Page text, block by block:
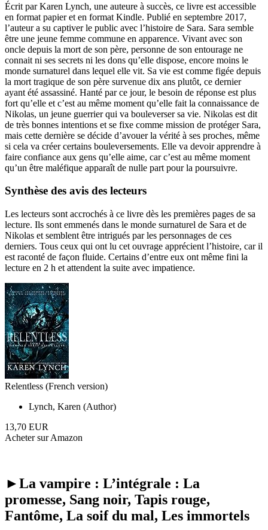
Écrit par Karen Lynch, une auteure à succès, ce livre est accessible
en format papier et en format Kindle. Publié en septembre 2017,
l’auteur a su captiver le public avec l’histoire de Sara. Sara semble
être une jeune femme commune en apparence. Vivant avec son
oncle depuis la mort de son père, personne de son entourage ne
connait ni ses secrets ni les dons qu’elle dispose, encore moins le
monde surnaturel dans lequel elle vit. Sa vie est comme figée depuis
la mort tragique de son père survenue dix ans plutôt, ce dernier
ayant été assassiné. Hanté par ce jour, le besoin de réponse est plus
fort qu’elle et c’est au même moment qu’elle fait la connaissance de
Nikolas, un jeune guerrier qui va bouleverser sa vie. Nikolas est dit
de très bonnes intentions et se fixe comme mission de protéger Sara,
mais cette dernière se décide d’avouer la vérité à ses proches, même
si cela va créer certains bouleversements. Elle va devoir apprendre à
faire confiance aux gens qu’elle aime, car c’est au même moment
qu’un être maléfique apparaît de nulle part pour la poursuivre.
Synthèse des avis des lecteurs
Les lecteurs sont accrochés à ce livre dès les premières pages de sa
lecture. Ils sont emmenés dans le monde surnaturel de Sara et de
Nikolas et semblent être intrigués par les personnages de ces
derniers. Tous ceux qui ont lu cet ouvrage apprécient l’histoire, car il
est raconté de façon fluide. Certains d’entre eux ont même fini la
lecture en 2 h et attendent la suite avec impatience.
Relentless (French version)
Lynch, Karen (Author)
13,70 EUR
Acheter sur Amazon
►La vampire : L’intégrale : La
promesse, Sang noir, Tapis rouge,
Fantôme, La soif du mal, Les immortels